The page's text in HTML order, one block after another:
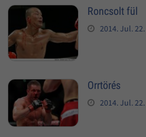
Roncsolt fül
2014. Jul. 22.
Orrtörés
2014. Jul. 22.